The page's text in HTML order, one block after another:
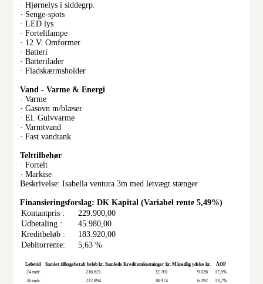
· Hjørnelys i siddegrp.
· Senge-spots
· LED lys
· Forteltlampe
· 12 V. Omformer
· Batteri
· Batterilader
· Fladskærmsholder
Vand - Varme & Energi
· Varme
· Gasovn m/blæser
· El. Gulvvarme
· Varmtvand
· Fast vandtank
Telttilbehør
· Fortelt
· Markise
Beskrivelse: Isabella ventura 3m med letvægt stænger
Finansieringsforslag: DK Kapital (Variabel rente 5,49%)
Kontantpris :
229.900,00
Udbetaling :
45.980,00
Kreditbeløb :
183.920,00
Debitorrente:
5,63 %
Løbetid Samlet tilbagebetalt beløb kr. Samlede Kreditomkostninger kr. Månedlig ydelse kr.
ÅOP
24 mdr.
216.621 32.701 9.026
17,5%
36 mdr.
222.894 38.974 6.192 13,7%